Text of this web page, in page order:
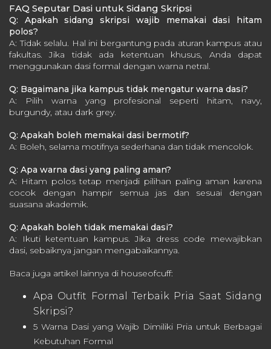
FAQ Seputar Dasi untuk Sidang Skripsi
Q: Apakah sidang skripsi wajib memakai dasi hitam
polos?
A: Tidak selalu. Hal ini bergantung pada aturan kampus atau
fakultas. Jika tidak ada ketentuan khusus, Anda dapat
menggunakan dasi formal dengan warna netral.
Q: Bagaimana jika kampus tidak mengatur warna dasi?
A: Pilih warna yang profesional seperti hitam, navy,
burgundy, atau dark grey.
Q: Apakah boleh memakai dasi bermotif?
A: Boleh, selama motifnya sederhana dan tidak mencolok.
Q: Apa warna dasi yang paling aman?
A: Hitam polos tetap menjadi pilihan paling aman karena
cocok dengan hampir semua jas dan sesuai dengan
suasana akademik.
Q: Apakah boleh tidak memakai dasi?
A: Ikuti ketentuan kampus. Jika dress code mewajibkan
dasi, sebaiknya jangan mengabaikannya.
Baca juga artikel lainnya di houseofcuff:
Apa Outfit Formal Terbaik Pria Saat Sidang
Skripsi?
5 Warna Dasi yang Wajib Dimiliki Pria untuk Berbagai
Kebutuhan Formal